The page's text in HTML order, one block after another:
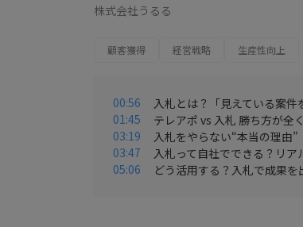
株式会社うるる
顧客獲得 経営戦略 生産性向上
00:56
入札とは？「見えている案
01:45
テレアポ vs 入札 勝ち方が全
03:19
入札をやらない“本当の理由”
03:47
入札って自社でできる？リア
05:06
どう活用する？入札で成果